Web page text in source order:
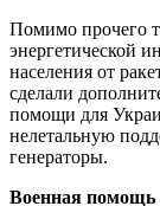
Помимо прочего
энергетической
населения от
сделали
помощи для
нелетальную
генераторы.
Военная помощь